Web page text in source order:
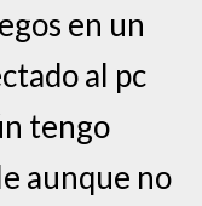
en un
al pc
tengo
aunque no